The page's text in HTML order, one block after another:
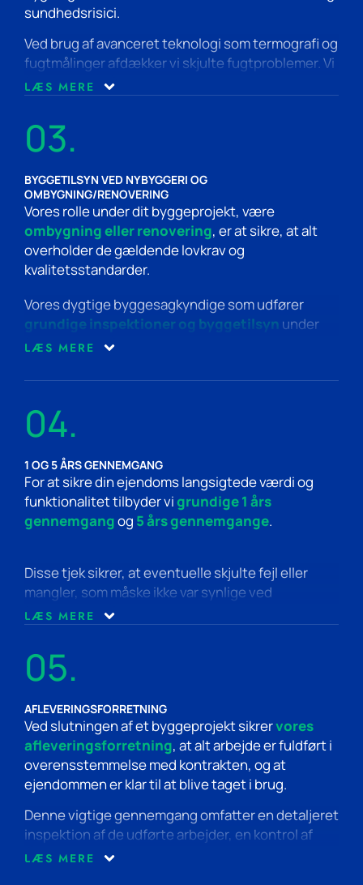
sundhedsrisici.
Ved brug af avanceret teknologi som termografi og
fugtmålinger afdækker vi skjulte fugtproblemer. Vi
vurderer skadernes omfang og årsagerne bag
fugtindtrængningen. Efter undersøgelsen
udarbejder vi en rapport med fund og
løsningsforslag. Denne tilgang sikrer, at din
LÆS MERE
03.
BYGGETILSYN VED NYBYGGERI OG
OMBYGNING/RENOVERING
Vores rolle under dit byggeprojekt, være
ombygning eller renovering, er at sikre, at alt
overholder de gældende lovkrav og
kvalitetsstandarder.
Vores dygtige byggesagkyndige som udfører
grundige inspektioner og byggetilsyn under
hele byggeprocessen, kan vi garantere korrekt
rådgivning om effektiv projektstyring. For
ekspertise for at sikre dit projekts succes.
LÆS MERE
04.
1 OG 5 ÅRS GENNEMGANG
For at sikre din ejendoms langsigtede værdi og
funktionalitet tilbyder vigrundige 1 års
gennemgangog 5 års gennemgange.
Disse tjek sikrer, at eventuelle skjulte fejl eller
mangler, som måske ikke var synlige ved
indflytningen, bliver identificeret og adresseret
rettidigt. Vores detaljerede inspektion omfatter en
vurdering af bygningens overordnede tilstand,
identificering af potentielle problemer og
reparationer. Vi arbejder for at beskytte din
investering og sikre, at dit hjem eller din ejendom
forbliver i topstand.
LÆS MERE
05.
AFLEVERINGSFORRETNING
Ved slutningen af et byggeprojekt sikrervores
afleveringsforretning, at alt arbejde er fuldført i
overensstemmelse med kontrakten, og at
ejendommen er klar til at blive taget i brug.
Denne vigtige gennemgang omfatter en detaljeret
inspektion af de udførte arbejder, en kontrol af
materialernes kvalitet, og sikrer, at alle systemer
LÆS MERE